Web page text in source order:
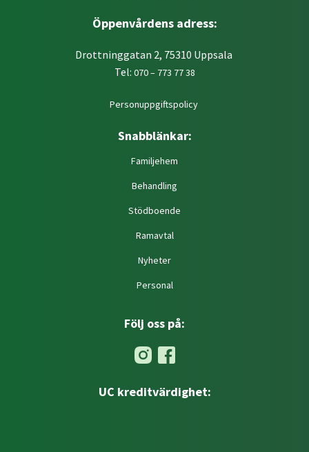
Öppenvårdens adress:
Drottninggatan 2, 75310 Uppsala
Tel: 070 – 773 77 38
Personuppgiftspolicy
Snabblänkar:
Familjehem
Behandling
Stödboende
Ramavtal
Nyheter
Personal
Följ oss på:
UC kreditvärdighet: